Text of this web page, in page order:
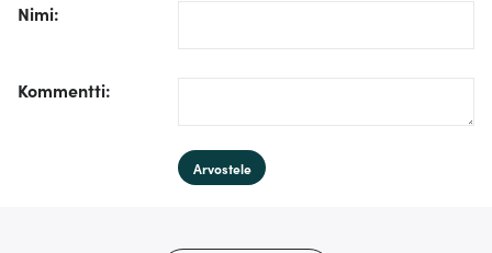
Nimi:
Kommentti:
Arvostele